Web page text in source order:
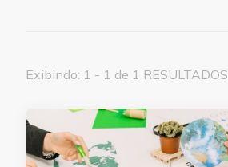
Exibindo: 1 - 1 de 1 RESULTADOS